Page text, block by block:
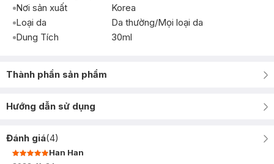
Nơi sản xuất
Korea
Loại da
Da thường/Mọi loại da
Dung Tích
30ml
Thành phần sản phẩm
Hướng dẫn sử dụng
Đánh giá(4)
Han Han